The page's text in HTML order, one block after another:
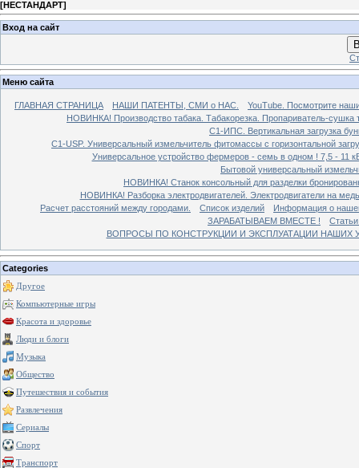
[НЕСТАНДАРТ]
Вход на сайт
Меню сайта
ГЛАВНАЯ СТРАНИЦА НАШИ ПАТЕНТЫ, СМИ о НАС.
YouTube. Посмотрите
НОВИНКА! Производство табака. Табакорезка. Пропариватель-сушка
C1-ИПС. Вертикальная загрузка
С1-USP. Универсальный измельчитель фитомассы с горизонтальной
Универсальное устройство фермеров - семь в одном ! 7,5 - 11
Бытовой универсальный
НОВИНКА! Станок консольный для разделки
НОВИНКА! Разборка электродвигателей. Электродвигатели на
Расчет расстояний между городами.
Список изделий
Информация о
ЗАРАБАТЫВАЕМ ВМЕСТЕ !
ВОПРОСЫ ПО КОНСТРУКЦИИ И ЭКСПЛУАТАЦИИ НАШИХ
Categories
Другое
Компьютерные игры
Красота и здоровье
Люди и блоги
Музыка
Общество
Путешествия и события
Развлечения
Сериалы
Спорт
Транспорт